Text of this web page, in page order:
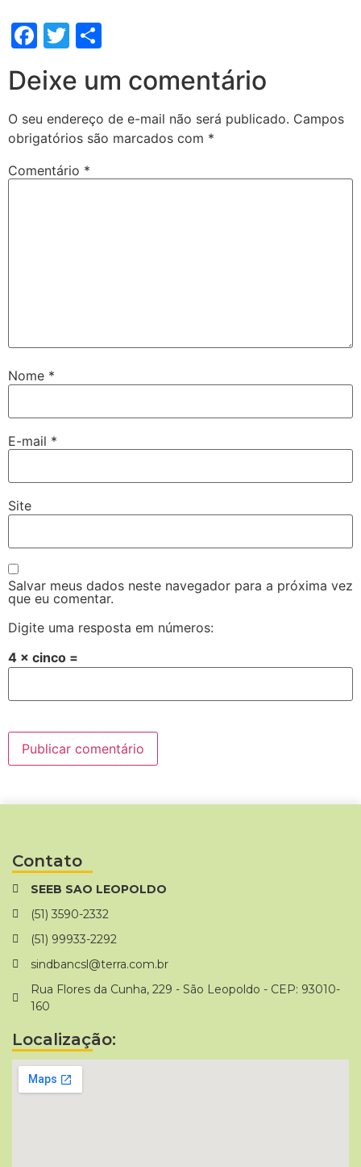
Facebook
Twitter
Deixe um comentário
O seu endereço de e-mail não será publicado. Campos
obrigatórios são marcados com *
Comentário *
Nome *
E-mail *
Site
Salvar meus dados neste navegador para a próxima vez
que eu comentar.
Digite uma resposta em números:
4 × cinco =
Contato
SEEB SAO LEOPOLDO
(51) 3590-2332
(51) 99933-2292
sindbancsl@terra.com.br
Rua Flores da Cunha, 229 - São Leopoldo - CEP: 93010-
160
Localização: